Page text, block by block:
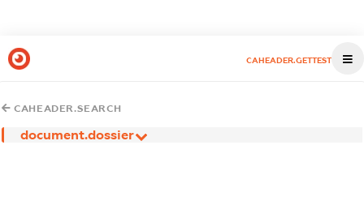
CAHEADER.GETTEST
CAHEADER.SEARCH
document.dossier